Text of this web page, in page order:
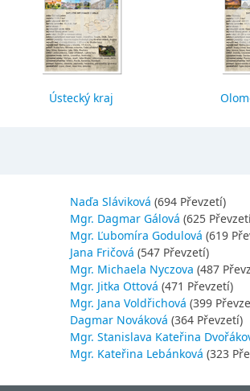
Ústecký kraj
Naďa Sláviková (694 Převzetí)
Mgr. Dagmar Gálová (625
Mgr. Ľubomíra Godulová (619
Jana Fričová (547 Převzetí)
Mgr. Michaela Nyczova (487
Mgr. Jitka Ottová (471 Převzetí)
Mgr. Jana Voldřichová (399
Dagmar Nováková (364 Převzetí)
Mgr. Stanislava Kateřina
Mgr. Kateřina Lebánková (323